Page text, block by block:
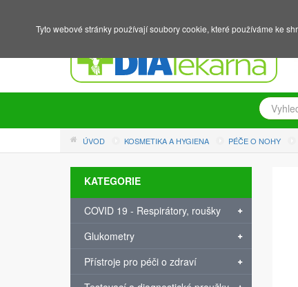
ÚVOD KOSMETIKA A HYGIENA PÉČE O NOHY
KATEGORIE
COVID 19 - Respirátory, roušky
Glukometry
Přístroje pro péči o zdraví
Tyto webové stránky používají soubory cookie, které používáme ke